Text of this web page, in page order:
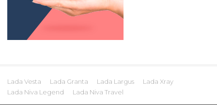
Lada Vesta Lada Granta Lada Largus
Lada Xray
Lada Niva Legend
Lada Niva Travel